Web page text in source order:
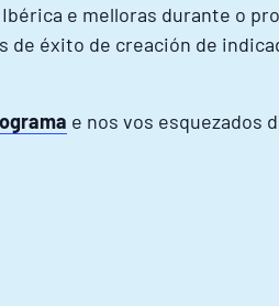
e melloras durante o
de éxito de creación de
e nos vos esquezados